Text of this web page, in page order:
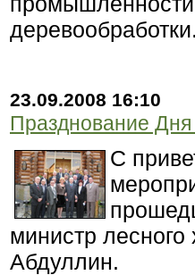
деревообработки.
23.09.2008 16:10
Празднование Дня
С
министр
Абдуллин.